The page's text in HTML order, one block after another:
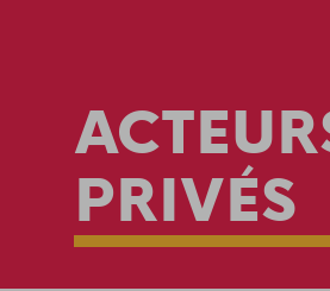
PRIVÉS